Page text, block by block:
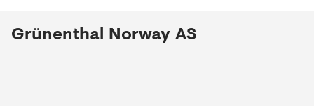
Grünenthal Norway AS